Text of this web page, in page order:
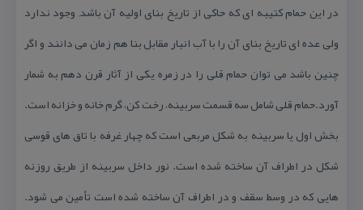
در این حمام كتیبه ای كه حاكی از تاریخ بنای اولیه آن باشد, وجود ندارد
ولی عده ای تاریخ بنای آن را با آب انبار مقابل بنا هم زمان می دانند و اگر
چنین باشد می توان حمام قلی را در زمره یكی از آثار قرن دهم به شمار
آورد.حمام قلی شامل سه قسمت سربینه، رخت كن، گرم خانه و خزانه است.
بخش اول یا سربینه به شكل مربعی است كه چهار غرفه با تاق های قوسی
شكل در اطراف آن ساخته شده است. نور داخل سربینه از طریق روزنه
هایی كه در وسط سقف و در اطراف آن ساخته شده است تأمین می شود.